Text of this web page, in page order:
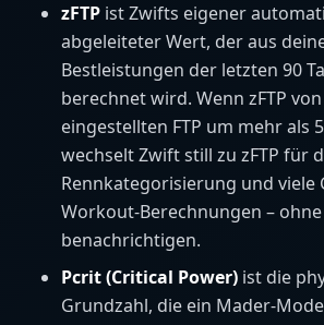
zFTP ist Zwifts eigener
abgeleiteter Wert, der aus
Bestleistungen der letzten 90
berechnet wird. Wenn zFTP
eingestellten FTP um mehr als
wechselt Zwift still zu zFTP für
Rennkategorisierung und viele
Workout-Berechnungen –
benachrichtigen.
Pcrit (Critical Power) ist die
Grundzahl, die ein Mader-